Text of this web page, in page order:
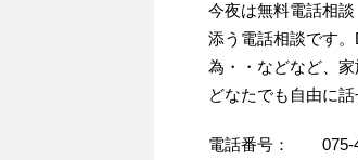
今夜は無料電話相
添う電話相談です
為・・などなど、
どなたでも自由に
電話番号： 075-